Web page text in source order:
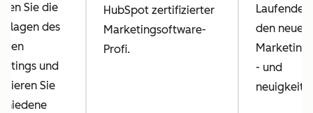
Sie die
des
und
Sie
HubSpot zertifizierter
Marketingsoftware-
Profi.
den
- und